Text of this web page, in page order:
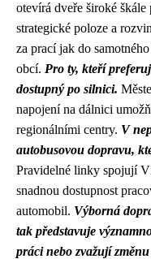
otevírá dveře široké
strategické poloze a
za prací jak do
obcí. Pro ty, kteří
dostupný po silnici.
napojení na dálnici
regionálními centry. V
autobusovou dopravu,
Pravidelné linky spojují
snadnou dostupnost
automobil. Výborná
tak představuje
práci nebo zvažují